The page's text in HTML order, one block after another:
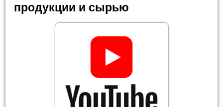
продукции и сырью